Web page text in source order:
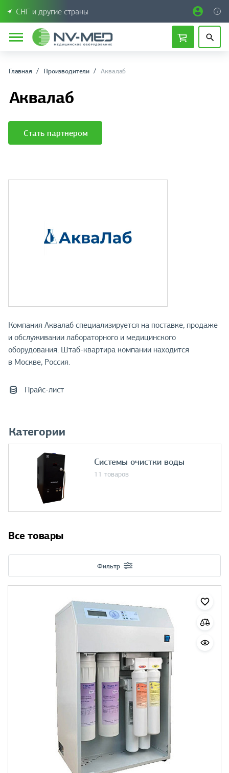
СНГ и другие страны
Главная Производители Аквалаб
Аквалаб
Стать партнером
Компания Аквалаб специализируется на поставке, продаже
и обслуживании лабораторного и медицинского
оборудования. Штаб-квартира компании находится
в Москве, Россия.
Прайс-лист
Категории
Системы очистки воды
11 товаров
Все товары
Фильтр